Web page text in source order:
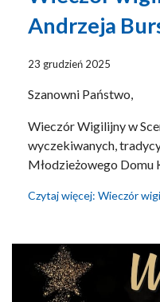
Andrzeja
23 grudzień 2025
Szanowni Państwo,
Wieczór Wigilijny w
wyczekiwanych,
Młodzieżowego Domu
Czytaj więcej: Wieczór